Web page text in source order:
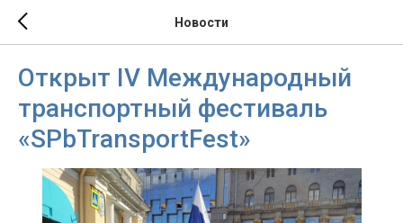
Новости
Открыт IV Международный
транспортный фестиваль
«SPbTransportFest»